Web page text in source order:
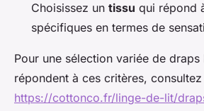
Choisissez un tissu qui répond
spécifiques en termes de
Pour une sélection variée de draps
répondent à ces critères, consultez
https://cottonco.fr/linge-de-lit/